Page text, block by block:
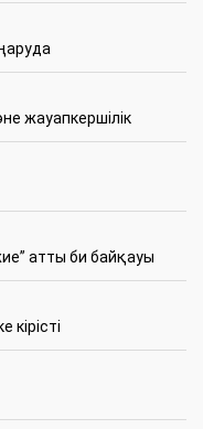
жауапкершілік
атты би байқауы